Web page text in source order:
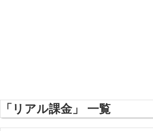
「リアル課金」 一覧